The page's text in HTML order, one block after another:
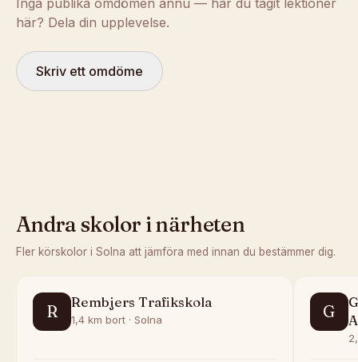
Inga publika omdömen ännu — har du tagit lektioner
här? Dela din upplevelse.
Skriv ett omdöme
Andra skolor i närheten
Fler körskolor i Solna att jämföra med innan du bestämmer dig.
R Rembjers Trafikskola
1,4 km bort · Solna G